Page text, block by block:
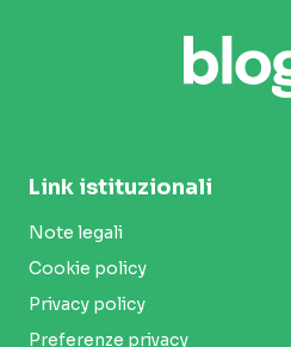
Link istituzionali
Note legali
Cookie policy
Privacy policy
Preferenze privacy